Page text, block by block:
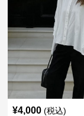
¥4,000 (税込)